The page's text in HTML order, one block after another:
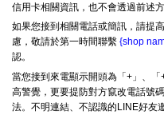
信用卡相關資訊，也不會透過前述
如果您接到相關電話或簡訊，請提
慮，敬請於第一時間聯繫 {shop
認。
當您接到來電顯示開頭為「+」、
高警覺，更要提防對方竄改電話號
法。不明連結、不認識的LINE好友